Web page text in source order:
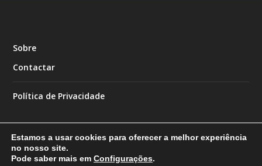
Sobre
Contactar
Política de Privacidade
Estamos a usar cookies para oferecer a melhor experiência
no nosso site.
Pode saber mais em Configurações.